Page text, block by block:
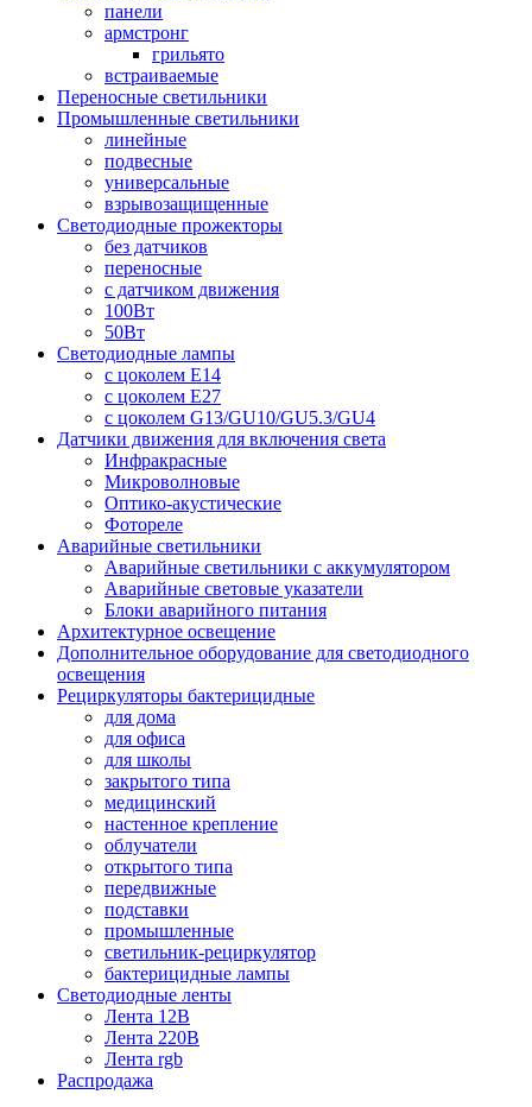
панели
армстронг
грильято
встраиваемые
Переносные светильники
Промышленные светильники
линейные
подвесные
универсальные
взрывозащищенные
Светодиодные прожекторы
без датчиков
переносные
с датчиком движения
100Вт
50Вт
Светодиодные лампы
с цоколем E14
с цоколем E27
с цоколем G13/GU10/GU5.3/GU4
Датчики движения для включения света
Инфракрасные
Микроволновые
Оптико-акустические
Фотореле
Аварийные светильники
Аварийные светильники с аккумулятором
Аварийные световые указатели
Блоки аварийного питания
Архитектурное освещение
Дополнительное оборудование для светодиодного
освещения
Рециркуляторы бактерицидные
для дома
для офиса
для школы
закрытого типа
медицинский
настенное крепление
облучатели
открытого типа
передвижные
подставки
промышленные
светильник-рециркулятор
бактерицидные лампы
Светодиодные ленты
Лента 12В
Лента 220В
Лента rgb
Распродажа